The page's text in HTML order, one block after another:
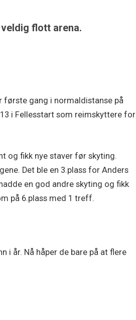
flott arena.
første gang i normaldistanse på
i Fellesstart som reimskyttere for
og fikk nye staver før skyting.
Det ble en 3.plass for Anders
en god andre skyting og fikk
på 6.plass med 1 treff.
i år. Nå håper de bare på at flere